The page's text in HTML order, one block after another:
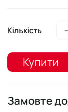
Кількість –
Купити
Замовте